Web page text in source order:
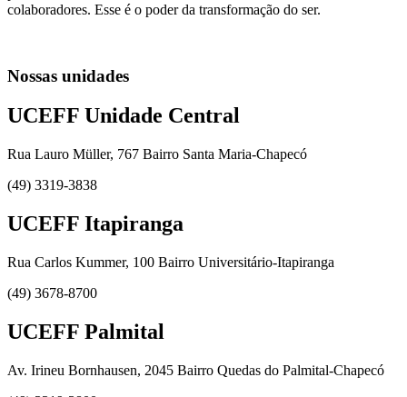
colaboradores. Esse é o poder da transformação do ser.
Nossas unidades
UCEFF Unidade Central
Rua Lauro Müller, 767 Bairro Santa Maria-Chapecó
(49) 3319-3838
UCEFF Itapiranga
Rua Carlos Kummer, 100 Bairro Universitário-Itapiranga
(49) 3678-8700
UCEFF Palmital
Av. Irineu Bornhausen, 2045 Bairro Quedas do Palmital-Chapecó